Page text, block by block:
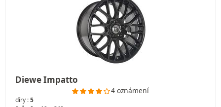
Diewe Impatto
4 oznámení
díry :5